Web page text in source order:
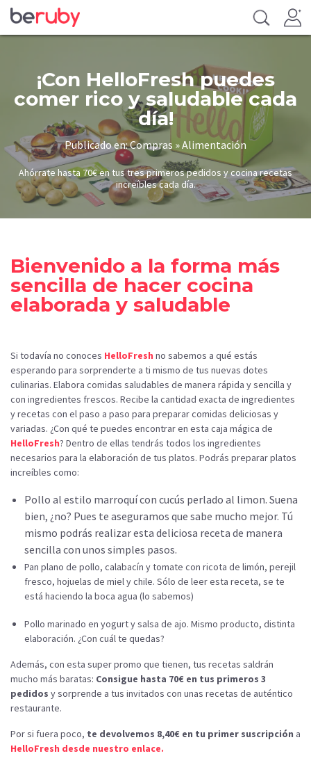
¡Con HelloFresh puedes
comer rico y saludable cada
día!
Publicado en: Compras » Alimentación
Ahórrate hasta 70€ en tus tres primeros pedidos y cocina recetas
increíbles cada día.
Bienvenido a la forma más
sencilla de hacer cocina
elaborada y saludable
Si todavía no conoces HelloFresh no sabemos a qué estás
esperando para sorprenderte a ti mismo de tus nuevas dotes
culinarias. Elabora comidas saludables de manera rápida y sencilla y
con ingredientes frescos. Recibe la cantidad exacta de ingredientes
y recetas con el paso a paso para preparar comidas deliciosas y
variadas. ¿Con qué te puedes encontrar en esta caja mágica de
HelloFresh? Dentro de ellas tendrás todos los ingredientes
necesarios para la elaboración de tus platos. Podrás preparar platos
increíbles como:
Pollo al estilo marroquí con cucús perlado al limon. Suena
bien, ¿no? Pues te aseguramos que sabe mucho mejor. Tú
mismo podrás realizar esta deliciosa receta de manera
sencilla con unos simples pasos.
Pan plano de pollo, calabacín y tomate con ricota de limón, perejil
fresco, hojuelas de miel y chile. Sólo de leer esta receta, se te
está haciendo la boca agua (lo sabemos)
Pollo marinado en yogurt y salsa de ajo. Mismo producto, distinta
elaboración. ¿Con cuál te quedas?
Además, con esta super promo que tienen, tus recetas saldrán
mucho más baratas: Consigue hasta 70€ en tus primeros 3
pedidos y sorprende a tus invitados con unas recetas de auténtico
restaurante.
Por si fuera poco, te devolvemos 8,40€ en tu primer suscripción a
HelloFresh desde nuestro enlace.